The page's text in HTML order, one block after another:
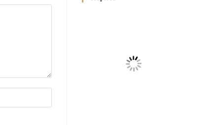
Родин
Справ Молоді та встановленя
складу Катихитичної Комісії